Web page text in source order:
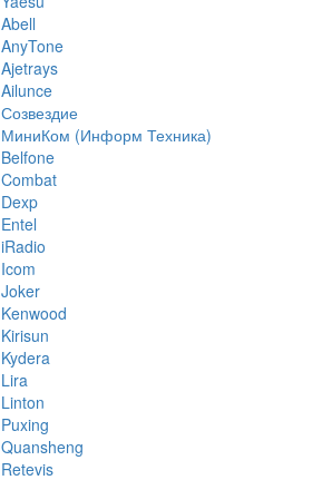
Abell
AnyTone
Ajetrays
Ailunce
Созвездие
МиниКом (Информ Техника)
Belfone
Combat
Dexp
Entel
iRadio
Icom
Joker
Kenwood
Kirisun
Kydera
Lira
Linton
Puxing
Quansheng
Retevis